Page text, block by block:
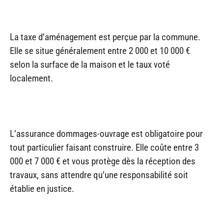
La taxe d’aménagement est perçue par la commune.
Elle se situe généralement entre 2 000 et 10 000 €
selon la surface de la maison et le taux voté
localement.
L’assurance dommages-ouvrage est obligatoire pour
tout particulier faisant construire. Elle coûte entre 3
000 et 7 000 € et vous protège dès la réception des
travaux, sans attendre qu’une responsabilité soit
établie en justice.